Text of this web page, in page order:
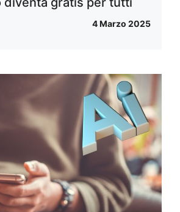
4 Marzo 2025